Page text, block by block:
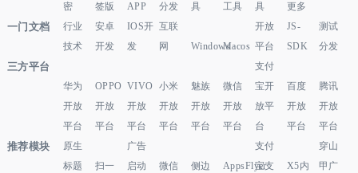
密
签版
APP
分发
具
工具
具
更多
一门文档
行业
技术
安卓
开发
IOS开
发
互联
网
WindowsMacos
开放
平台
JS-
SDK
测试
分发
三方平台
华为
开放
平台
OPPO
开放
平台
VIVO
开放
平台
小米
开放
平台
魅族
开放
平台
微信
开放
平台
支付
宝开
放平
台
百度
开放
平台
腾讯
开放
平台
推荐模块
原生
标题
扫一
广告
启动
微信
侧边
AppsFlyer
支付
宝支
X5内
穿山
甲广